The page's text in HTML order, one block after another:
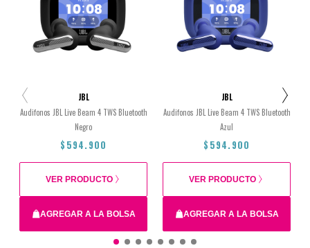
JBL
Audifonos JBL Live Beam 4 TWS Bluetooth
Negro
$594.900
AGREGAR A LA BOLSA
VER PRODUCTO
JBL
Audifonos JBL Live Beam 4 TWS Bluetooth
Azul
$594.900
AGREGAR A LA BOLSA
VER PRODUCTO